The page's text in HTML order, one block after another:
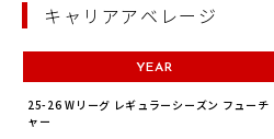
キャリアアベレージ
YEAR
25-26 Wリーグ レギュラーシーズン フューチ
ャー